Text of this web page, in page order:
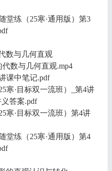
练（25寒·通用版）第3
数与几何直观
数与几何直观.mp4
课中笔记.pdf
·目标双一流班）_第4讲
义答案.pdf
·目标双一流班）第4讲
练（25寒·通用版）第4